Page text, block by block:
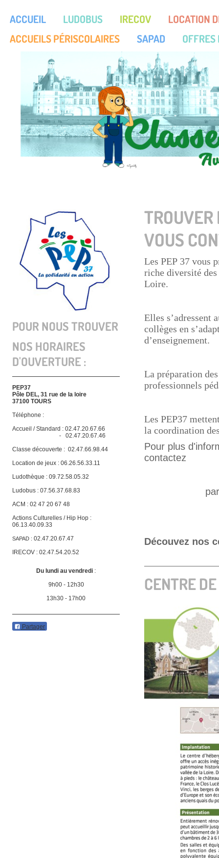
ACCUEIL LUDOBUS IRECOV
LOCATION
ACCUEILS PÉRISCOLAIRES
SAPAD OFFRES
POUR NOUS TROUVER
NOS HORAIRES
D'OUVERTURE :
PEP37
Pôle DEL, 31 rue de la loire
37100 TOURS
Téléphone :
Accueil / Standard : 02.47.20.67.66
- 02.47.20.67.46
Classe découverte : 02.47.66.98.44
Location de jeux : 06.26.56.33.11
Ludothèque : 09.72.58.05.32
Ludobus : 07.56.37.68.83
ACM : 02 47 20 67 48
Actions Culturelles / Hip Hop :
06.13.40.09.33
SAPAD : 02.47.20.67.47
IRECOV : 02.47.54.20.52
Du lundi au vendredi :
9h00 - 12h30
13h30 - 17h00
Partager
TROUVER
VOUS
Les PEP 37 vous
riche diversité
Loire.
Elles s’adressent
collèges en
d’enseignement.
La préparation
professionnels
Les PEP37
la coordination
Pour plus
contactez
Découvez nos
CENTRE